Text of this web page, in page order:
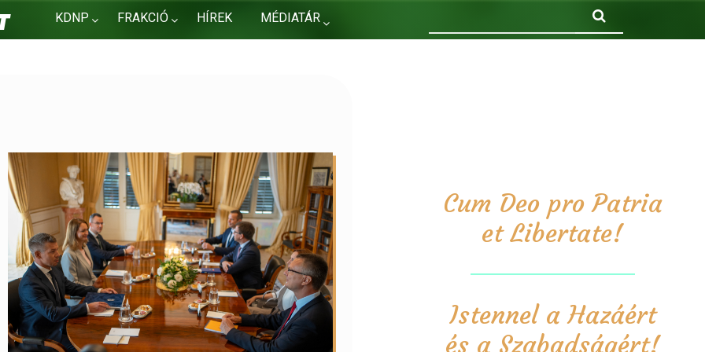
KDNP FRAKCIÓ HÍREK MÉDIATÁR
Cum Deo pro Patria
et Libertate!
Istennel a Hazáért
és a Szabadságért!